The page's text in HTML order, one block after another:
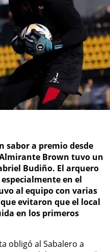
sabor a premio desde
Brown tuvo un
Budiño. El arquero
en el
al equipo con varias
evitaron que el local
en los primeros
obligó al Sabalero a